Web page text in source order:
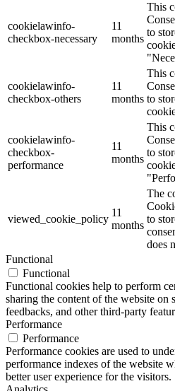
cookielawinfo-
checkbox-necessary
11
months
This
to
cookielawinfo-
checkbox-others
11
months
This
to
cookielawinfo-
checkbox-
performance
11
months
This
to
viewed_cookie_policy
11
months
The
to
does
Functional
Functional
Functional cookies help to perform
sharing the content of the website on
feedbacks, and other third-party
Performance
Performance
Performance cookies are used to
performance indexes of the website
better user experience for the visitors.